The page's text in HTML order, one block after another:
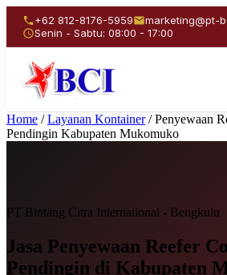
+62 812-8176-5959
marketing@pt-
Senin - Sabtu: 08:00 - 17:00
Home / Layanan Kontainer / Penyewaan
Pendingin Kabupaten Mukomuko
PT Bintang Citra International - Bengkulu
Jasa Penyewaan Reefer
Pendingin di Kabupaten